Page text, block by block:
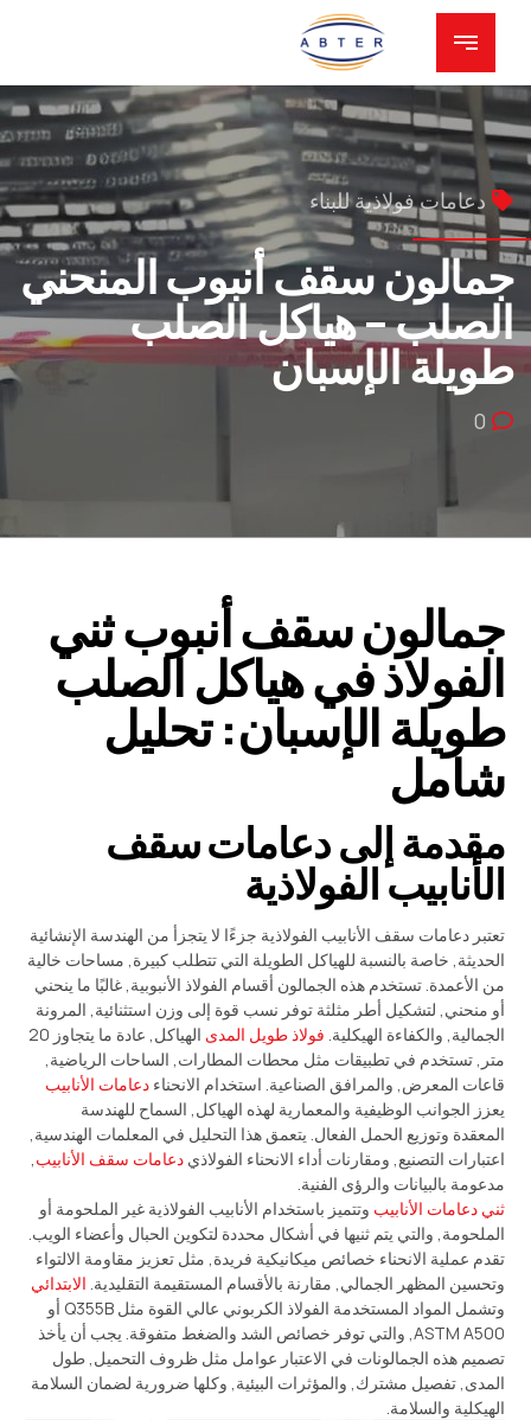
دعامات فولاذية للبناء
جمالون سقف أنبوب المنحني
الصلب – هياكل الصلب
طويلة الإسبان
0
جمالون سقف أنبوب ثني
الفولاذ في هياكل الصلب
طويلة الإسبان: تحليل
شامل
مقدمة إلى دعامات سقف
الأنابيب الفولاذية
تعتبر دعامات سقف الأنابيب الفولاذية جزءًا لا يتجزأ من الهندسة الإنشائية
الحديثة, خاصة بالنسبة للهياكل الطويلة التي تتطلب كبيرة, مساحات خالية
من الأعمدة. تستخدم هذه الجمالون أقسام الفولاذ الأنبوبية, غالبًا ما ينحني
أو منحني, لتشكيل أطر مثلثة توفر نسب قوة إلى وزن استثنائية, المرونة
الجمالية, والكفاءة الهيكلية. فولاذ طويل المدى
الهياكل, عادة ما يتجاوز 20
متر, تستخدم في تطبيقات مثل محطات المطارات, الساحات الرياضية,
قاعات المعرض, والمرافق الصناعية. استخدام الانحناءدعامات الأنابيب
يعزز الجوانب الوظيفية والمعمارية لهذه الهياكل, السماح للهندسة
المعقدة وتوزيع الحمل الفعال. يتعمق هذا التحليل في المعلمات الهندسية,
اعتبارات التصنيع, ومقارنات أداء الانحناء الفولاذيدعامات سقف الأنابيب,
مدعومة بالبيانات والرؤى الفنية.
ثني دعامات الأنابيب وتتميز باستخدام الأنابيب الفولاذية غير الملحومة أو
الملحومة, والتي يتم ثنيها في أشكال محددة لتكوين الحبال وأعضاء الويب.
تقدم عملية الانحناء خصائص ميكانيكية فريدة, مثل تعزيز مقاومة الالتواء
وتحسين المظهر الجمالي, مقارنة بالأقسام المستقيمة التقليدية. الابتدائي
وتشمل المواد المستخدمة الفولاذ الكربوني عالي القوة مثل Q355B أو
ASTM A500, والتي توفر خصائص الشد والضغط متفوقة. يجب أن يأخذ
تصميم هذه الجمالونات في الاعتبار عوامل مثل ظروف التحميل, طول
المدى, تفصيل مشترك, والمؤثرات البيئية, وكلها ضرورية لضمان السلامة
الهيكلية والسلامة.